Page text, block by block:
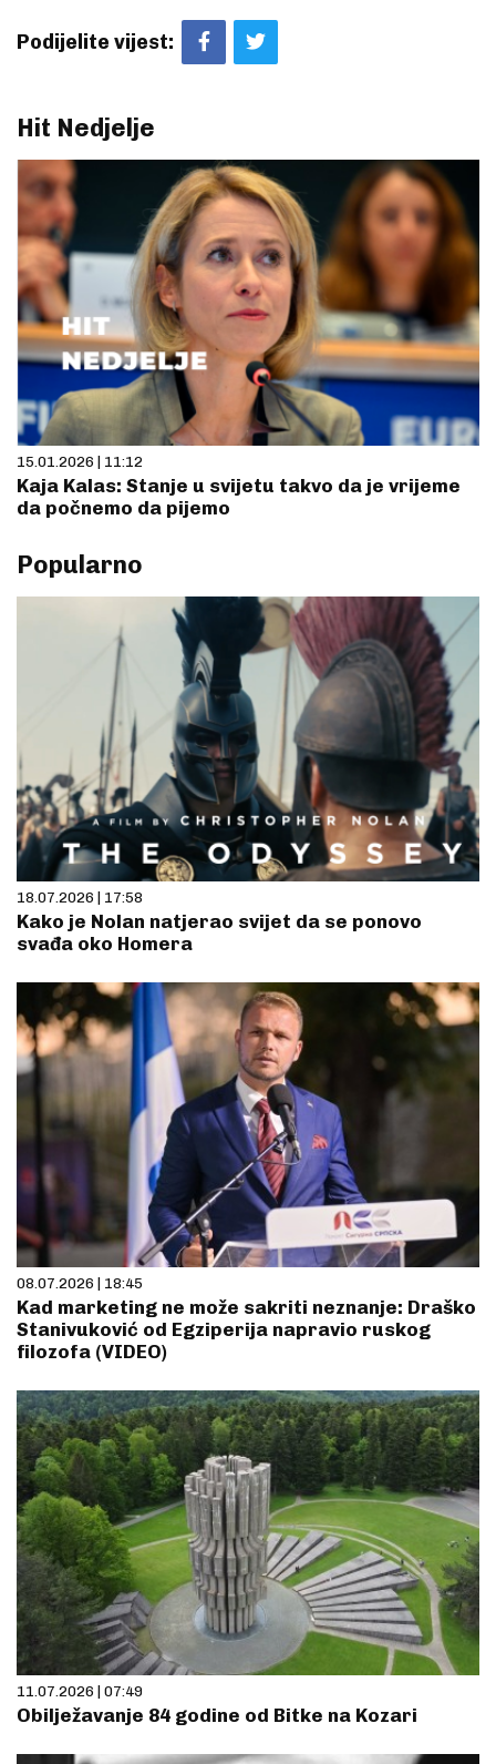
Podijelite vijest:
Hit Nedjelje
15.01.2026 | 11:12
Kaja Kalas: Stanje u svijetu takvo da je vrijeme
da počnemo da pijemo
Popularno
18.07.2026 | 17:58
Kako je Nolan natjerao svijet da se ponovo
svađa oko Homera
08.07.2026 | 18:45
Kad marketing ne može sakriti neznanje: Draško
Stanivuković od Egziperija napravio ruskog
filozofa (VIDEO)
11.07.2026 | 07:49
Obilježavanje 84 godine od Bitke na Kozari